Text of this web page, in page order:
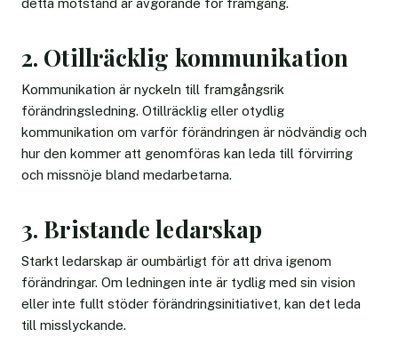
detta motstånd är avgörande för framgång.
2. Otillräcklig kommunikation
Kommunikation är nyckeln till framgångsrik
förändringsledning. Otillräcklig eller otydlig
kommunikation om varför förändringen är nödvändig och
hur den kommer att genomföras kan leda till förvirring
och missnöje bland medarbetarna.
3. Bristande ledarskap
Starkt ledarskap är oumbärligt för att driva igenom
förändringar. Om ledningen inte är tydlig med sin vision
eller inte fullt stöder förändringsinitiativet, kan det leda
till misslyckande.